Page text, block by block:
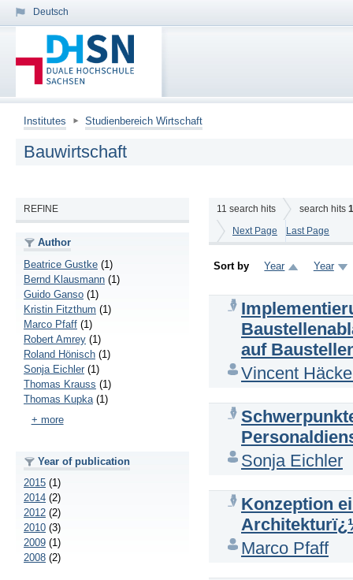
Deutsch
Institutes Studienbereich Wirtschaft
Bauwirtschaft
REFINE
Author
Beatrice Gustke (1)
Bernd Klausmann (1)
Guido Ganso (1)
Kristin Fitzthum (1)
Marco Pfaff (1)
Robert Amrey (1)
Roland Hönisch (1)
Sonja Eichler (1)
Thomas Krauss (1)
Thomas Kupka (1)
+ more
Year of publication
2015 (1)
2014 (2)
2012 (2)
2010 (3)
2009 (1)
2008 (2)
11 search hits search hits 1
Next Page
Last Page
Sort by Year Year
auf
Vincent
Sonja Eichler
Konzeption
Marco Pfaff